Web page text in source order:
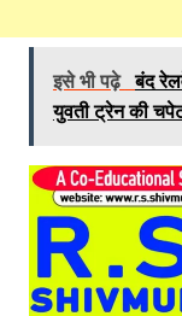
इसे भी पढ़े बंद
युवती ट्रेन की